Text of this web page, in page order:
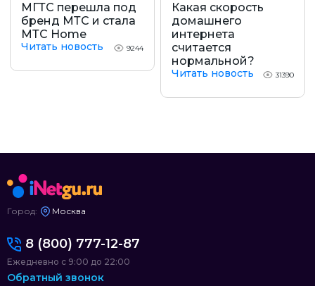
МГТС перешла под
бренд МТС и стала
МТС Home
Читать новость 9244
Какая скорость
домашнего
интернета
считается
нормальной?
Читать новость 31390
Город: Москва
8 (800) 777-12-87
Ежедневно с 9:00 до 22:00
Обратный звонок